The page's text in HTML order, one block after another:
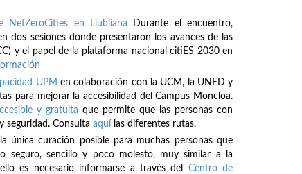
en Liubliana Durante el encuentro,
sesiones donde presentaron los avances de las
y el papel de la plataforma nacional citiES 2030 en
UPM en colaboración con la UCM, la UNED y
para mejorar la accesibilidad del Campus Moncloa.
y gratuita que permite que las personas con
seguridad. Consulta aquí las diferentes rutas.
única curación posible para muchas personas que
seguro, sencillo y poco molesto, muy similar a la
es necesario informarse a través del Centro de